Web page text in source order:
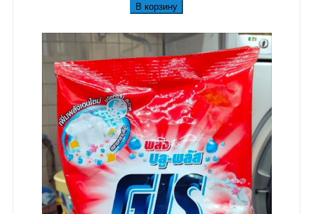
В корзину